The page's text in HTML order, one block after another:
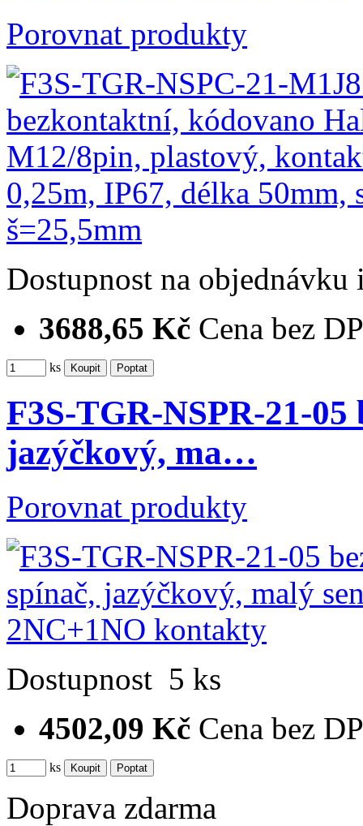
Porovnat produkty
Dostupnost na objednávku
3688,65 Kč Cena bez
ks
F3S-TGR-NSPR-21-
jazýčkový, ma…
Porovnat produkty
Dostupnost 5 ks
4502,09 Kč Cena bez
ks
Doprava zdarma